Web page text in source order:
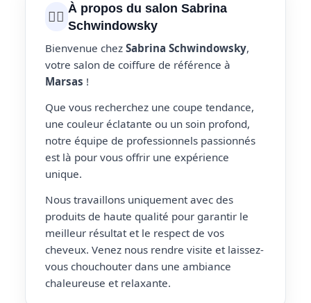
💇‍♀️ À propos du salon Sabrina
Schwindowsky
Bienvenue chez Sabrina Schwindowsky,
votre salon de coiffure de référence à
Marsas !
Que vous recherchez une coupe tendance,
une couleur éclatante ou un soin profond,
notre équipe de professionnels passionnés
est là pour vous offrir une expérience
unique.
Nous travaillons uniquement avec des
produits de haute qualité pour garantir le
meilleur résultat et le respect de vos
cheveux. Venez nous rendre visite et laissez-
vous chouchouter dans une ambiance
chaleureuse et relaxante.